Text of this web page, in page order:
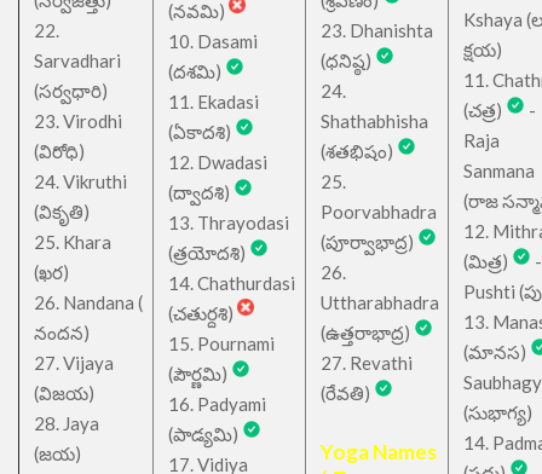
22.
Sarvadhari
(సర్వధారి)
23. Virodhi
(విరోధి)
24. Vikruthi
(వికృతి)
25. Khara
(ఖర)
26. Nandana (
నందన)
27. Vijaya
(విజయ)
28. Jaya
(జయ)
(నవమి)
10. Dasami
(దశమి)
11. Ekadasi
(ఏకాదశి)
12. Dwadasi
(ద్వాదశి)
13. Thrayodasi
(త్రయోదశి)
14. Chathurdasi
(చతుర్దశి)
15. Pournami
(పౌర్ణమి)
16. Padyami
(పాడ్యమి)
17. Vidiya
23. Dhanishta
(ధనిష్ఠ)
24.
Shathabhisha
(శతభిషం)
25.
Poorvabhadra
(పూర్వాభాద్ర)
26.
Uttharabhadra
(ఉత్తరాభాద్ర)
27. Revathi
(రేవతి)
Yoga Names
Kshaya
క్షయ)
11.
(చత్ర)
-
Raja
Sanmana
(రాజ
12.
(మిత్ర)
-
Pushti
13.
(మానస)
(సుభాగ్య)
14.